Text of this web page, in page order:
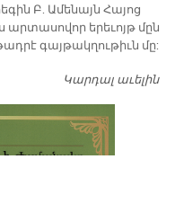
Բ. Ամենայն Հայոց
երեւոյթ մըն
գայթակղութիւն մը:
Կարդալ աւելին